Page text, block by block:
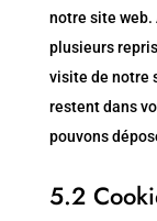
notre site web.
plusieurs
visite de notre
restent dans
pouvons
5.2